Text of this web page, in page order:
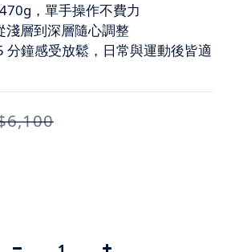
，單手操作不費力
淺層到深層隨心調整
分鐘感受放鬆，日常與運動後皆適